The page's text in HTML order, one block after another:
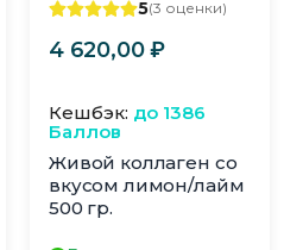
вариаций.
Опции
выбрать
на
странице
товара.
5(3 оценки)
4 620,00₽
Кешбэк: до 1386
Баллов
Живой коллаген со
вкусом лимон/лайм
500 гр.